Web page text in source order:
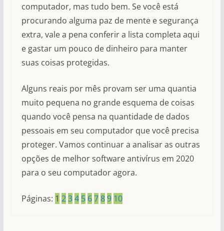
computador, mas tudo bem. Se você está
procurando alguma paz de mente e segurança
extra, vale a pena conferir a lista completa aqui
e gastar um pouco de dinheiro para manter
suas coisas protegidas.
Alguns reais por mês provam ser uma quantia
muito pequena no grande esquema de coisas
quando você pensa na quantidade de dados
pessoais em seu computador que você precisa
proteger. Vamos continuar a analisar as outras
opções de melhor software antivírus em 2020
para o seu computador agora.
Páginas: 1 23 4 5 67 8 9 10